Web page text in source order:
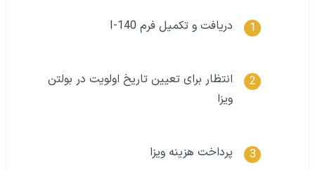
دریافت و تکمیل فرم I-140
انتظار برای تعیین تاریخ اولویت در بولتن
ویزا
پرداخت هزینه ویزا